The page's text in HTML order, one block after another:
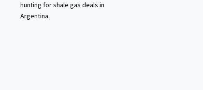
hunting for shale gas deals in
Argentina.